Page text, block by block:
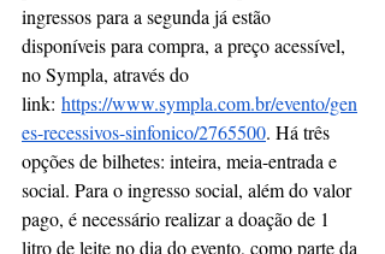
ingressos para a segunda já estão
disponíveis para compra, a preço acessível,
no Sympla, através do
link: https://www.sympla.com.br/evento/gen
es-recessivos-sinfonico/2765500. Há três
opções de bilhetes: inteira, meia-entrada e
social. Para o ingresso social, além do valor
pago, é necessário realizar a doação de 1
litro de leite no dia do evento, como parte da